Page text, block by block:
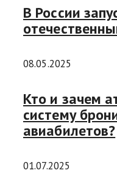
В России
08.05.2025
Кто и зачем
систему
авиабилетов?
01.07.2025